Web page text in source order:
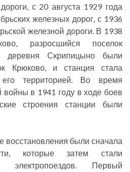
с 20 августа 1929 года
железных дорог, с 1936
железной дороги. В 1938
разросшийся поселок
деревня Скрипицыно были
Крюково, и станция стала
территорией. Во время
войны в 1941 году в ходе боев
строения станции были
восстановления были сначала
которые затем стали
электропоездов. Первый